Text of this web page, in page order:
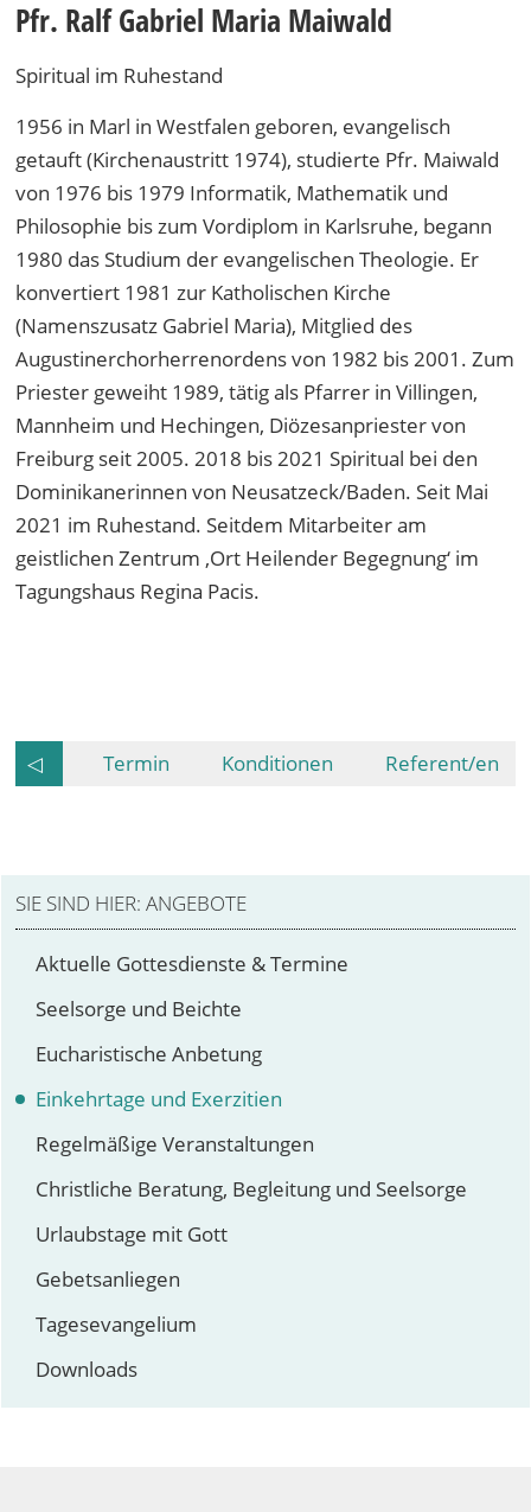
ANGEBOTE
Aktuelle Gottesdienste & Termine
Seelsorge und Beichte
Eucharistische Anbetung
Einkehrtage und Exerzitien
Regelmäßige Veranstaltungen
Christliche Beratung, Begleitung und Seelsorge
Urlaubstage mit Gott
Gebetsanliegen
Tagesevangelium
Downloads
Pfr. Ralf Gabriel Maria Maiwald
Spiritual im Ruhestand
1956 in Marl in Westfalen geboren, evangelisch
getauft (Kirchenaustritt 1974), studierte Pfr. Maiwald
von 1976 bis 1979 Informatik, Mathematik und
Philosophie bis zum Vordiplom in Karlsruhe, begann
1980 das Studium der evangelischen Theologie. Er
konvertiert 1981 zur Katholischen Kirche
(Namenszusatz Gabriel Maria), Mitglied des
Augustinerchorherrenordens von 1982 bis 2001. Zum
Priester geweiht 1989, tätig als Pfarrer in Villingen,
Mannheim und Hechingen, Diözesanpriester von
Freiburg seit 2005. 2018 bis 2021 Spiritual bei den
Dominikanerinnen von Neusatzeck/Baden. Seit Mai
2021 im Ruhestand. Seitdem Mitarbeiter am
geistlichen Zentrum ‚Ort Heilender Begegnung‘ im
Tagungshaus Regina Pacis.
◁ Termin Konditionen Referent/en